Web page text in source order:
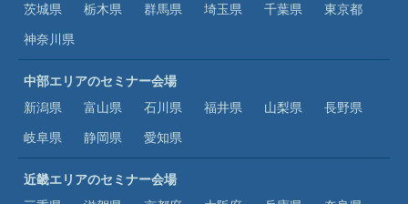
茨城県
栃木県 群馬県 埼玉県 千葉県
東京都
神奈川県
中部エリアのセミナー会場
新潟県
富山県 石川県 福井県 山梨県
長野県
岐阜県
静岡県 愛知県
近畿エリアのセミナー会場